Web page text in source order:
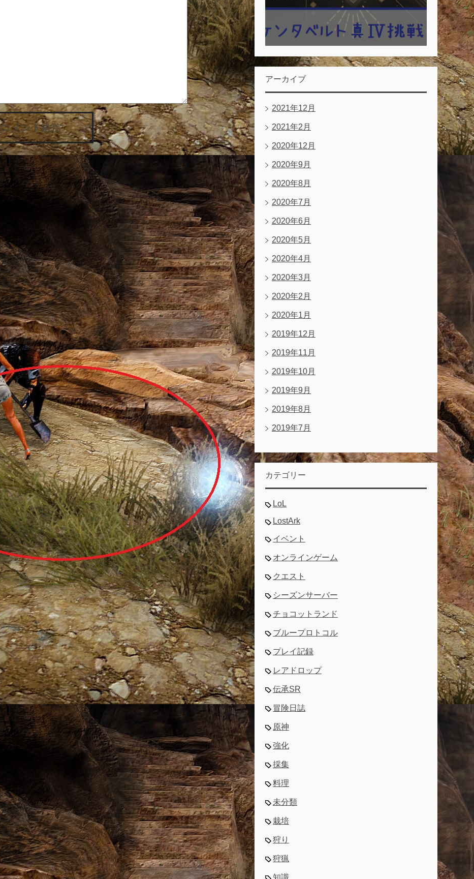
コメント送信
アーカイブ
2021年12月
2021年2月
2020年12月
2020年9月
2020年8月
2020年7月
2020年6月
2020年5月
2020年4月
2020年3月
2020年2月
2020年1月
2019年12月
2019年11月
2019年10月
2019年9月
2019年8月
2019年7月
カテゴリー
LoL
LostArk
イベント
オンラインゲーム
クエスト
シーズンサーバー
チョコットランド
ブループロトコル
プレイ記録
レアドロップ
伝承SR
冒険日誌
原神
強化
採集
料理
未分類
栽培
狩り
狩猟
知識